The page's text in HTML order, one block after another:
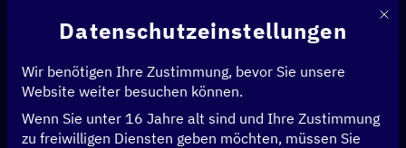
Startseite > Events > AGYLE Digitalevent
Mit
Datenschutzeinstellungen
Wir benötigen Ihre Zustimmung, bevor Sie unsere
Website weiter besuchen können.
Wenn Sie unter 16 Jahre alt sind und Ihre Zustimmung
zu freiwilligen Diensten geben möchten, müssen Sie